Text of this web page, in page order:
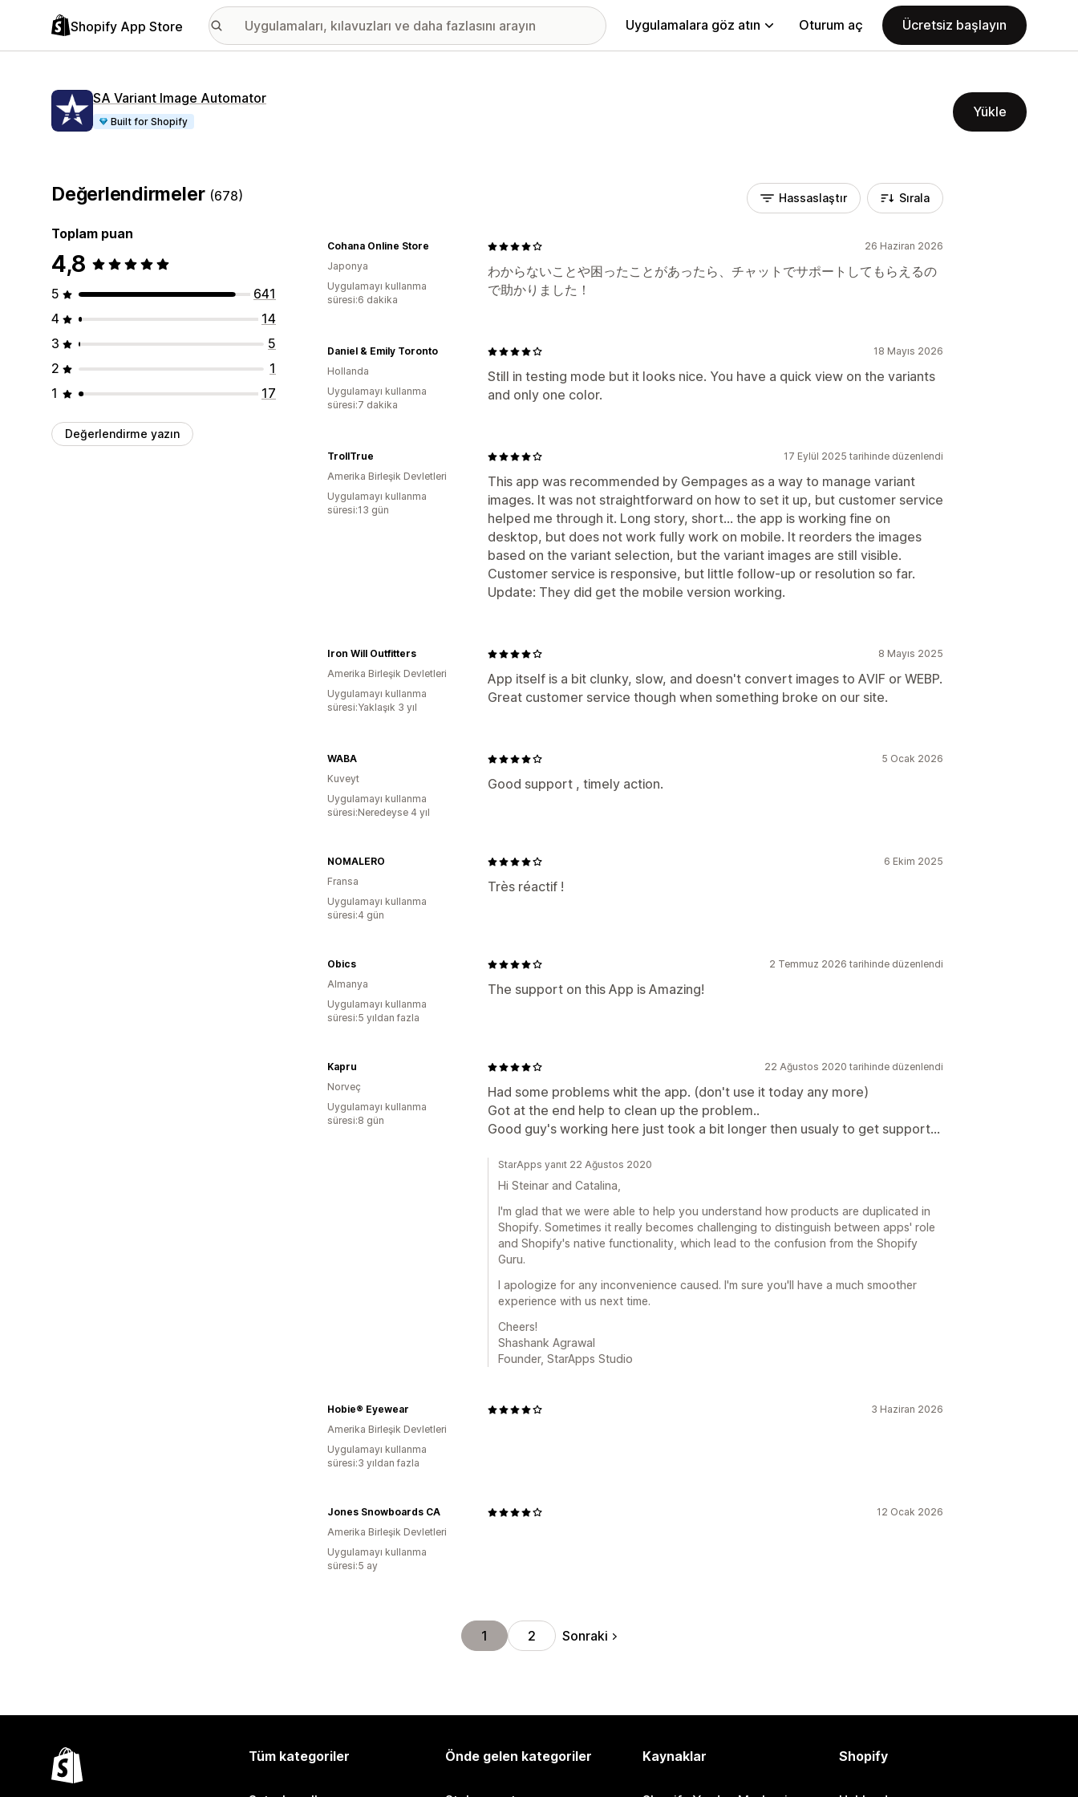
Shopify App Store Uygulamalara göz atın Oturum aç Ücretsiz başlayın
SA Variant Image Automator
Built for Shopify
Yükle
Değerlendirmeler (678)
Toplam puan
4,8
5
641
4
14
3
5
2
1
1
17
Değerlendirme yazın
Hassaslaştır Sırala
26 Haziran 2026
わからないことや困ったことがあったら、チャットでサポートしてもらえるの
で助かりました！
Cohana Online Store
Japonya
Uygulamayı kullanma
süresi:6 dakika
18 Mayıs 2026
Still in testing mode but it looks nice. You have a quick view on the variants
and only one color.
Daniel & Emily Toronto
Hollanda
Uygulamayı kullanma
süresi:7 dakika
17 Eylül 2025 tarihinde düzenlendi
This app was recommended by Gempages as a way to manage variant
images. It was not straightforward on how to set it up, but customer service
helped me through it. Long story, short... the app is working fine on
desktop, but does not work fully work on mobile. It reorders the images
based on the variant selection, but the variant images are still visible.
Customer service is responsive, but little follow-up or resolution so far.
Update: They did get the mobile version working.
TrollTrue
Amerika Birleşik Devletleri
Uygulamayı kullanma
süresi:13 gün
8 Mayıs 2025
App itself is a bit clunky, slow, and doesn't convert images to AVIF or WEBP.
Great customer service though when something broke on our site.
Iron Will Outfitters
Amerika Birleşik Devletleri
Uygulamayı kullanma
süresi:Yaklaşık 3 yıl
5 Ocak 2026
Good support , timely action.
WABA
Kuveyt
Uygulamayı kullanma
süresi:Neredeyse 4 yıl
6 Ekim 2025
Très réactif !
NOMALERO
Fransa
Uygulamayı kullanma
süresi:4 gün
2 Temmuz 2026 tarihinde düzenlendi
The support on this App is Amazing!
Obics
Almanya
Uygulamayı kullanma
süresi:5 yıldan fazla
22 Ağustos 2020 tarihinde düzenlendi
Had some problems whit the app. (don't use it today any more)
Got at the end help to clean up the problem..
Good guy's working here just took a bit longer then usualy to get support...
Kapru
Norveç
Uygulamayı kullanma
süresi:8 gün
StarApps yanıt 22 Ağustos 2020
Hi Steinar and Catalina,
I'm glad that we were able to help you understand how products are duplicated in
Shopify. Sometimes it really becomes challenging to distinguish between apps' role
and Shopify's native functionality, which lead to the confusion from the Shopify
Guru.
I apologize for any inconvenience caused. I'm sure you'll have a much smoother
experience with us next time.
Cheers!
Shashank Agrawal
Founder, StarApps Studio
3 Haziran 2026
Hobie® Eyewear
Amerika Birleşik Devletleri
Uygulamayı kullanma
süresi:3 yıldan fazla
12 Ocak 2026
Jones Snowboards CA
Amerika Birleşik Devletleri
Uygulamayı kullanma
süresi:5 ay
1 2 Sonraki
Tüm kategoriler Önde gelen kategoriler Kaynaklar Shopify